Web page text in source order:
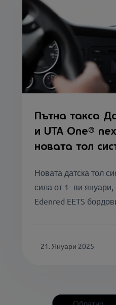
Пътна такса
и UTA One®
новата тол
Новата датска тол
сила от 1- ви
Edenred EETS
21. Януари 2025